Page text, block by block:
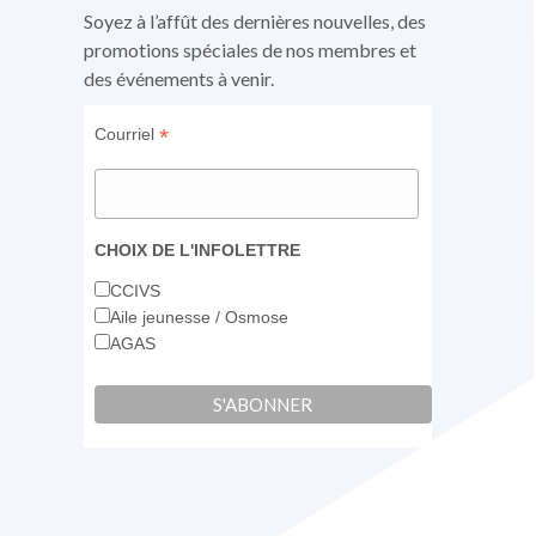
fenêtrefenêtre
Soyez à l’affût des dernières nouvelles, des
promotions spéciales de nos membres et
des événements à venir.
Courriel *
CHOIX DE L'INFOLETTRE
CCIVS
Aile jeunesse / Osmose
AGAS